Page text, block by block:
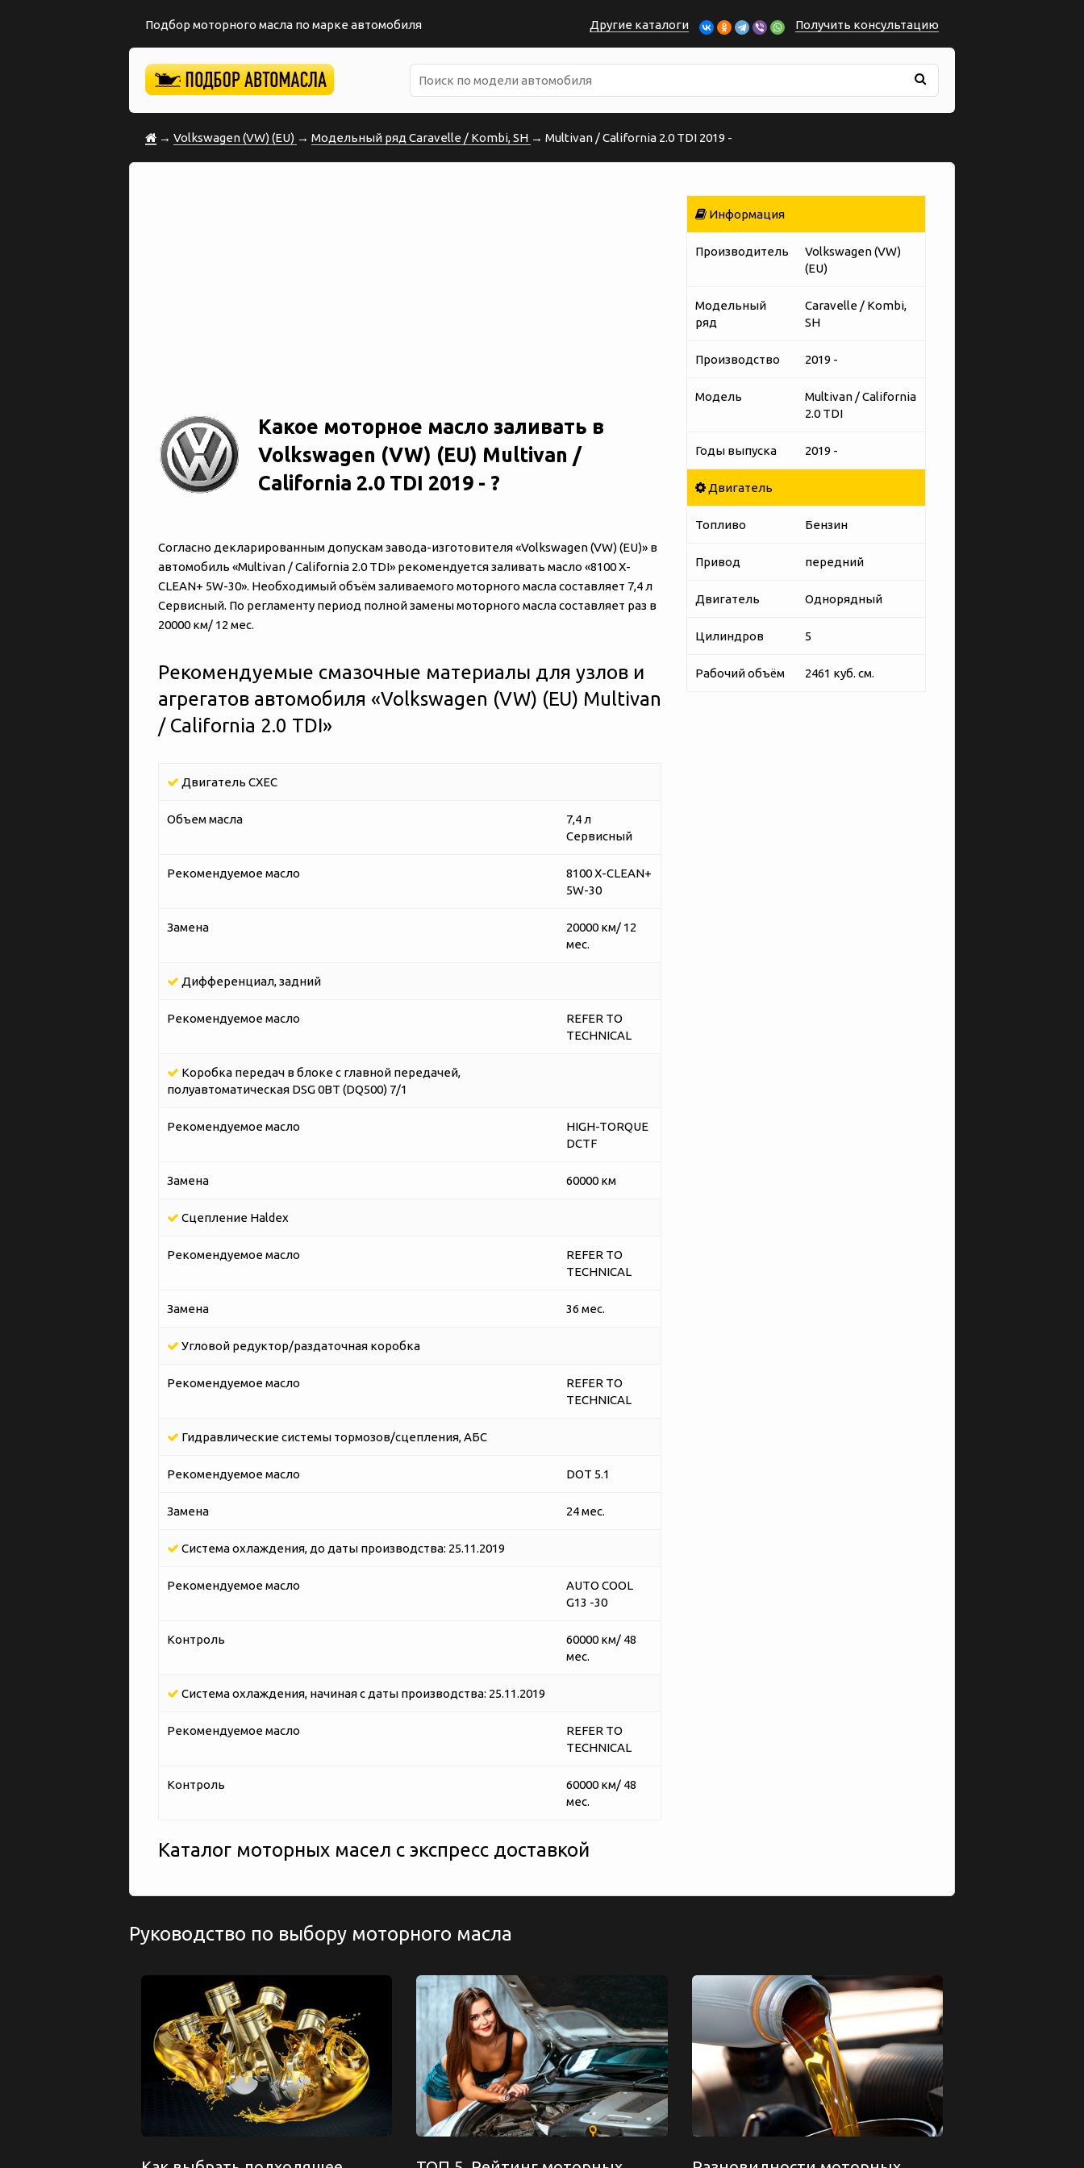
Подбор моторного масла по марке автомобиля Другие каталоги Получить консультацию
→ Volkswagen (VW) (EU) → Модельный ряд Caravelle / Kombi, SH → Multivan / California 2.0 TDI 2019 -
Какое моторное масло заливать в
Volkswagen (VW) (EU) Multivan /
California 2.0 TDI 2019 - ?
Согласно декларированным допускам завода-изготовителя «‎‎Volkswagen (VW) (EU)» в
автомобиль «‎‎Multivan / California 2.0 TDI» рекомендуется заливать масло «8100 X-
CLEAN+ 5W-30». Необходимый объём заливаемого моторного масла составляет 7,4 л
Сервисный. По регламенту период полной замены моторного масла составляет раз в
20000 км/ 12 мес.
Рекомендуемые смазочные материалы для узлов и
агрегатов автомобиля «‎‎Volkswagen (VW) (EU) Multivan
/ California 2.0 TDI»
Двигатель CXEC
Объем масла
7,4 л
Сервисный
Рекомендуемое масло
8100 X-CLEAN+
5W-30
Замена
20000 км/ 12
мес.
Дифференциал, задний
Рекомендуемое масло
REFER TO
TECHNICAL
Коробка передач в блоке с главной передачей,
полуавтоматическая DSG 0BT (DQ500) 7/1
Рекомендуемое масло
HIGH-TORQUE
DCTF
Замена 60000 км
Сцепление Наldex
Рекомендуемое масло
REFER TO
TECHNICAL
Замена 36 мес.
Угловой редуктор/раздаточная коробка
Рекомендуемое масло
REFER TO
TECHNICAL
Гидравлические системы тормозов/сцепления, АБС
Рекомендуемое масло DOT 5.1
Замена 24 мес.
Система охлаждения, до даты производства: 25.11.2019
Рекомендуемое масло
AUTO COOL
G13 -30
Контроль
60000 км/ 48
мес.
Система охлаждения, начиная с даты производства: 25.11.2019
Рекомендуемое масло
REFER TO
TECHNICAL
Контроль
60000 км/ 48
мес.
Каталог моторных масел с экспресс доставкой
Информация
Производитель
Volkswagen (VW)
(EU)
Модельный
ряд
Caravelle / Kombi,
SH
Производство 2019 -
Модель
Multivan / California
2.0 TDI
Годы выпуска 2019 -
Двигатель
Топливо Бензин
Привод передний
Двигатель Однорядный
Цилиндров 5
Рабочий объём 2461 куб. см.
Руководство по выбору моторного масла